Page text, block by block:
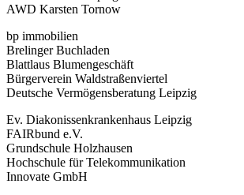
AWD Karsten Tornow
bp immobilien
Brelinger Buchladen
Blattlaus Blumengeschäft
Bürgerverein Waldstraßenviertel
Deutsche Vermögensberatung Leipzig
Ev. Diakonissenkrankenhaus Leipzig
FAIRbund e.V.
Grundschule Holzhausen
Hochschule für Telekommunikation
Innovate GmbH